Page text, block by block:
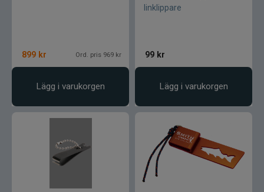
Kläder till flugfiske
Flytringar
Kläder
Varumärken
899 kr Ord. pris 969 kr
Lägg i varukorgen
linklippare
99 kr
Lägg i varukorgen